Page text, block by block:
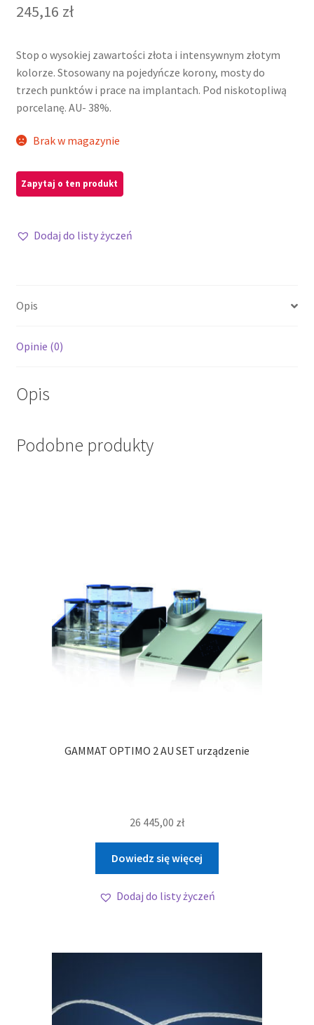
245,16 zł
Stop o wysokiej zawartości złota i intensywnym złotym
kolorze. Stosowany na pojedyńcze korony, mosty do
trzech punktów i prace na implantach. Pod niskotopliwą
porcelanę. AU- 38%.
Brak w magazynie
Dodaj do listy życzeń
Opis
Opinie (0)
Opis
Podobne produkty
GAMMAT OPTIMO 2 AU SET urządzenie
26 445,00 zł
Dowiedz się więcej
Dodaj do listy życzeń